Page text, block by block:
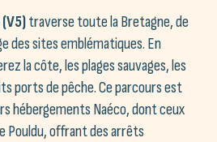
traverse toute la Bretagne, de
des sites emblématiques. En
la côte, les plages sauvages, les
ports de pêche. Ce parcours est
hébergements Naéco, dont ceux
Pouldu, offrant des arrêts